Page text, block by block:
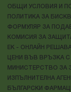
ОБЩИ УСЛОВИЯ И
ПОЛИТИКА ЗА
ФОРМУЛЯР ЗА
КОМИСИЯ ЗА
ЕК - ОНЛАЙН
ЦЕНИ ВЪВ ВРЪЗКА С
МИНИСТЕРСТВО ЗА
ИЗПЪЛНИТЕЛНА
БЪЛГАРСКИ